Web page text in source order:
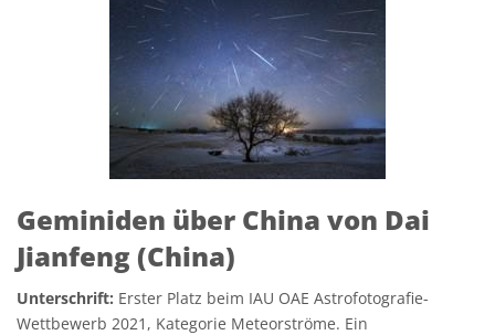
Geminiden über China von Dai
Jianfeng (China)
Unterschrift: Erster Platz beim IAU OAE Astrofotografie-
Wettbewerb 2021, Kategorie Meteorströme. Ein